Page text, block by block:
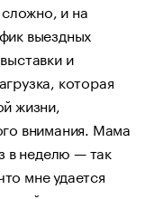
и на
выездных
и
которая
жизни,
внимания. Мама
в неделю — так
мне удается